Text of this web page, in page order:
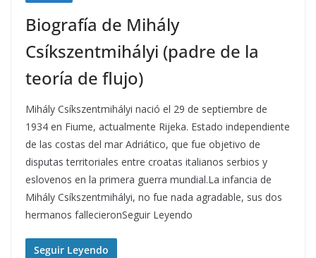
Biografía de Mihály
Csíkszentmihályi (padre de la
teoría de flujo)
Mihály Csíkszentmihályi nació el 29 de septiembre de
1934 en Fiume, actualmente Rijeka. Estado independiente
de las costas del mar Adriático, que fue objetivo de
disputas territoriales entre croatas italianos serbios y
eslovenos en la primera guerra mundial.La infancia de
Mihály Csíkszentmihályi, no fue nada agradable, sus dos
hermanos fallecieronSeguir Leyendo
Seguir Leyendo